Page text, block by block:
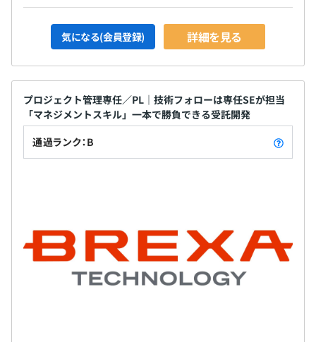
気になる(会員登録) 詳細を見る
プロジェクト管理専任／PL｜技術フォローは専任SEが担当
「マネジメントスキル」一本で勝負できる受託開発
通過ランク：B